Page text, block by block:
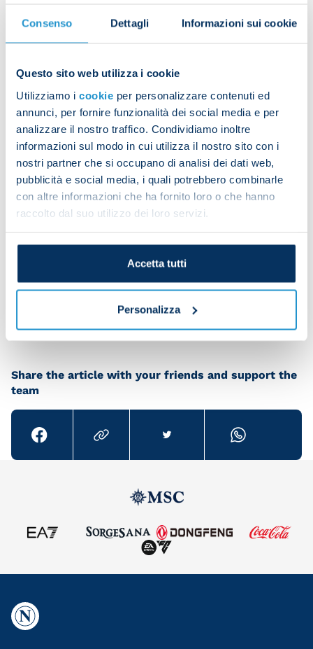
Consenso Dettagli Informazioni sui cookie
Questo sito web utilizza i cookie
Utilizziamo i cookie per personalizzare contenuti ed
annunci, per fornire funzionalità dei social media e per
analizzare il nostro traffico. Condividiamo inoltre
informazioni sul modo in cui utilizza il nostro sito con i
nostri partner che si occupano di analisi dei dati web,
pubblicità e social media, i quali potrebbero combinarle
con altre informazioni che ha fornito loro o che hanno
raccolto dal suo utilizzo dei loro servizi.
Accetta tutti
Personalizza
They then got involved in some football tennis.
his team-mates.
Michael Folorunsho, Gianluca Gaetano, and Andrea
Petagna were involved in the main session before
Share the article with your friends and support the
team